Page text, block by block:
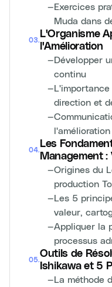
—Exercices
Muda dans
03.
L'Organisme
l'Amélioration
—Développer
continu
—
direction et
—
04.
Les
Management
—Origines du
production
—Les 5
valeur,
—Appliquer la
processus
05.
Outils de
Ishikawa et 5
—La méthode